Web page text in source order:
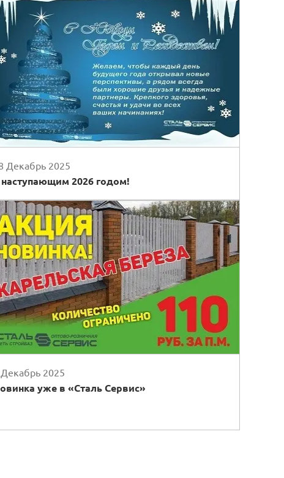
Декабрь 2025
2026 годом!
2025
уже в «Сталь Сервис»